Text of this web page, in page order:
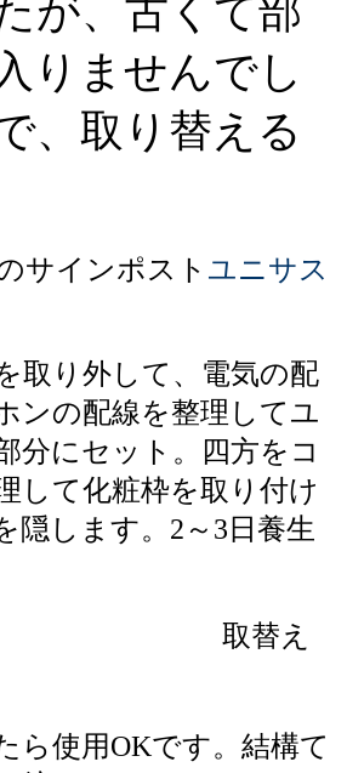
が、古くて部
りませんでし
、取り替える
サインポスト ユニサス
取り外して、電気の配
ンの配線を整理してユ
分にセット。四方をコ
して化粧枠を取り付け
隠します。2～3日養生
前 取替え
ら使用OKです。結構て